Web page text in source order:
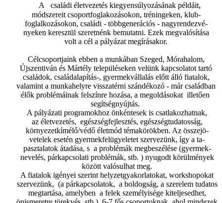
A családi életvezetés kiegyensúlyozásának példáit,
módszereit csoportfoglakozásokon, tréningeken, klub-
foglalkozásokon, családi - többgenerációs - nagyrendezvé-
nyeken keresztül szeretnénk bemutatni. Ezek megvalósítása
volt a cél a pályázat megírásakor.
Célcsoportjaink ebben a munkában Szeged, Mórahalom,
Újszentiván és Mártély településeken velünk kapcsolatot tartó
családok, családalapítás-, gyermekvállalás előtt álló fiatalok,
valamint a munkahelyre visszatérni szándékozó - már családban
élők problémáinak felszínre hozása, a megoldásokat illetően
segítségnyújtás.
A pályázati programokhoz önkéntesek is csatlakozhatnak,
az életvezetés, egészségfejlesztés, egészségtudatosság,
környezetkímélő/védő életmód témakörökben. Az összejö-
vetelek esetén gyermekfelügyeletet szervezünk, így a ta-
pasztalatok átadása, s a problémák megbeszélése (gyermek-
nevelés, párkapcsolati problémák, stb. ) nyugodt körülmények
között valósulhat meg.
A fiatalok igényei szerint helyzetgyakorlatokat, workshopokat
szervezünk, (a párkapcsolatok, a boldogság, a szerelem tudatos
megtartása, amelyben a felek személyisége kiteljesedhet,